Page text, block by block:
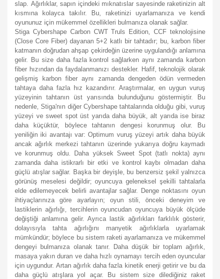
slap. Ağırlıklar, sapın içindeki mıknatıslar sayesinde raketinizin alt
kısmına kolayca takılır. Bu, raketinizi uyarlamanıza ve kendi
oyununuz için mükemmel özellikleri bulmanıza olanak sağlar.
Stiga Cybershape Carbon CWT Truls Edition, CCF teknolojisine
(Close Core Fiber) dayanan 5+2 katlı bir tahtadır; bu, karbon fiber
katmanın doğrudan ahşap çekirdeğin üzerine uygulandığı anlamına
gelir. Bu size daha fazla kontrol sağlarken aynı zamanda karbon
fiber hızından da faydalanmanızı destekler. Hafif, teknolojik olarak
gelişmiş karbon fiber aynı zamanda dengeden ödün vermeden
tahtaya daha fazla hız kazandırır. Araştırmalar, en uygun vuruş
yüzeyinin tahtanın üst yarısında bulunduğunu göstermiştir. Bu
nedenle, Stiga'nın diğer Cybershape tahtalarında olduğu gibi, vuruş
yüzeyi ve sweet spot üst yarıda daha büyük, alt yarıda ise biraz
daha küçüktür, böylece tahtanın dengesi korunmuş olur. Bu
yeniliğin iki avantajı var: Optimum vuruş yüzeyi artık daha büyük
ancak ağırlık merkezi tahtanın üzerinde yukarıya doğru kaymadı
ve korunmuş oldu. Daha yüksek Sweet Spot (tatlı nokta) aynı
zamanda daha istikrarlı bir etki ve kontrol kaybı olmadan daha
güçlü atışlar sağlar. Başka bir deyişle, bu benzersiz şekil yalnızca
görünüş meselesi değildir; oyuncuya geleneksel şekilli tahtalarla
elde edilemeyecek belirli avantajlar sağlar. Denge noktasını oyun
ihtiyaçlarınıza göre ayarlayın; oyun stili, önceki deneyim ve
lastiklerin ağırlığı, tercihlerin oyuncudan oyuncuya büyük ölçüde
değiştiği anlamına gelir. Ayrıca lastik ağırlıkları farklılık gösterir,
dolayısıyla tahta ağırlığını manyetik ağırlıklarla uyarlamak
mümkündür; böylece bu sistem raketi ayarlamanıza ve mükemmel
dengeyi bulmanıza olanak tanır. Daha düşük bir toplam ağırlık,
masaya yakın duran ve daha hızlı oynamayı tercih eden oyuncular
için uygundur. Artan ağırlık daha fazla kinetik enerji getirir ve bu da
daha güçlü atışlara yol açar. Bu sistem size dilediğiniz raket